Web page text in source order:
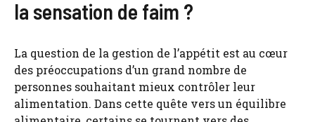
la sensation de faim ?
La question de la gestion de l’appétit est au cœur
des préoccupations d’un grand nombre de
personnes souhaitant mieux contrôler leur
alimentation. Dans cette quête vers un équilibre